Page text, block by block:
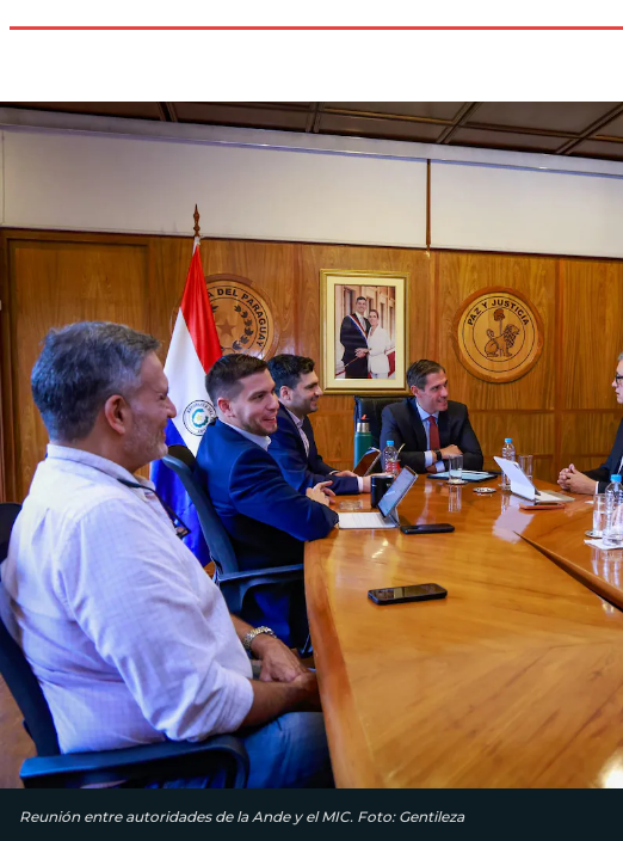
Reunión entre autoridades de la Ande y el MIC. Foto: Gentileza